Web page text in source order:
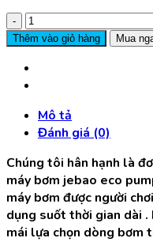
Máy
Bơm
Cá
Koi
jebao
Lp
22000
số
lượng
Thêm vào giỏ hàng Mua
Mô tả
Đánh giá (0)
Chúng tôi hân hạnh là
máy bơm jebao eco
máy bơm được người
dụng suốt thời gian dài
mái lựa chọn dòng bơm